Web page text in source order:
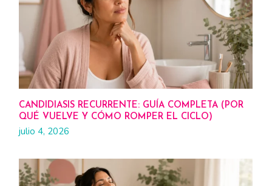
CANDIDIASIS RECURRENTE: GUÍA COMPLETA (POR
QUÉ VUELVE Y CÓMO ROMPER EL CICLO)
julio 4, 2026